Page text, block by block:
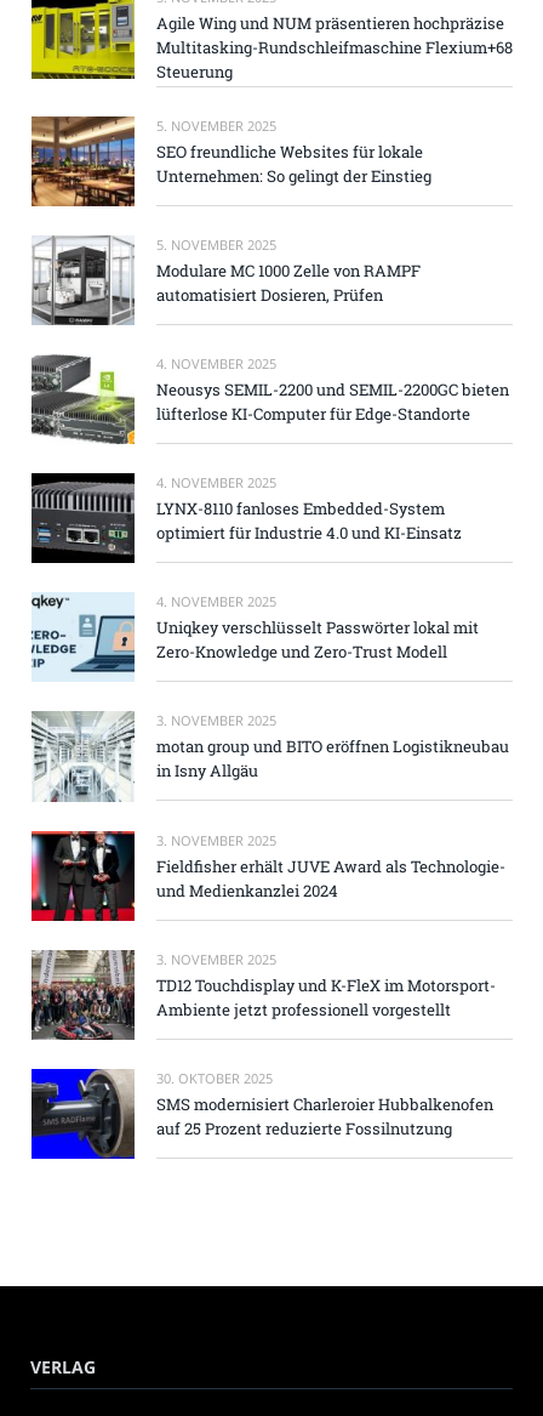
Agile Wing und NUM präsentieren hochpräzise
Multitasking-Rundschleifmaschine Flexium+68
Steuerung
5. NOVEMBER 2025
SEO freundliche Websites für lokale
Unternehmen: So gelingt der Einstieg
5. NOVEMBER 2025
Modulare MC 1000 Zelle von RAMPF
automatisiert Dosieren, Prüfen
4. NOVEMBER 2025
Neousys SEMIL-2200 und SEMIL-2200GC bieten
lüfterlose KI-Computer für Edge-Standorte
4. NOVEMBER 2025
LYNX-8110 fanloses Embedded-System
optimiert für Industrie 4.0 und KI-Einsatz
4. NOVEMBER 2025
Uniqkey verschlüsselt Passwörter lokal mit
Zero-Knowledge und Zero-Trust Modell
3. NOVEMBER 2025
motan group und BITO eröffnen Logistikneubau
in Isny Allgäu
3. NOVEMBER 2025
Fieldfisher erhält JUVE Award als Technologie-
und Medienkanzlei 2024
3. NOVEMBER 2025
TD12 Touchdisplay und K-FleX im Motorsport-
Ambiente jetzt professionell vorgestellt
30. OKTOBER 2025
SMS modernisiert Charleroier Hubbalkenofen
auf 25 Prozent reduzierte Fossilnutzung
VERLAG